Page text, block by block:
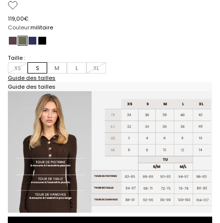
Prix de vente
119,00€
Couleur:militaire
cafemilitaire
navynoir
Taille :
XS
S M L
XL
Guide des tailles
Guide des tailles